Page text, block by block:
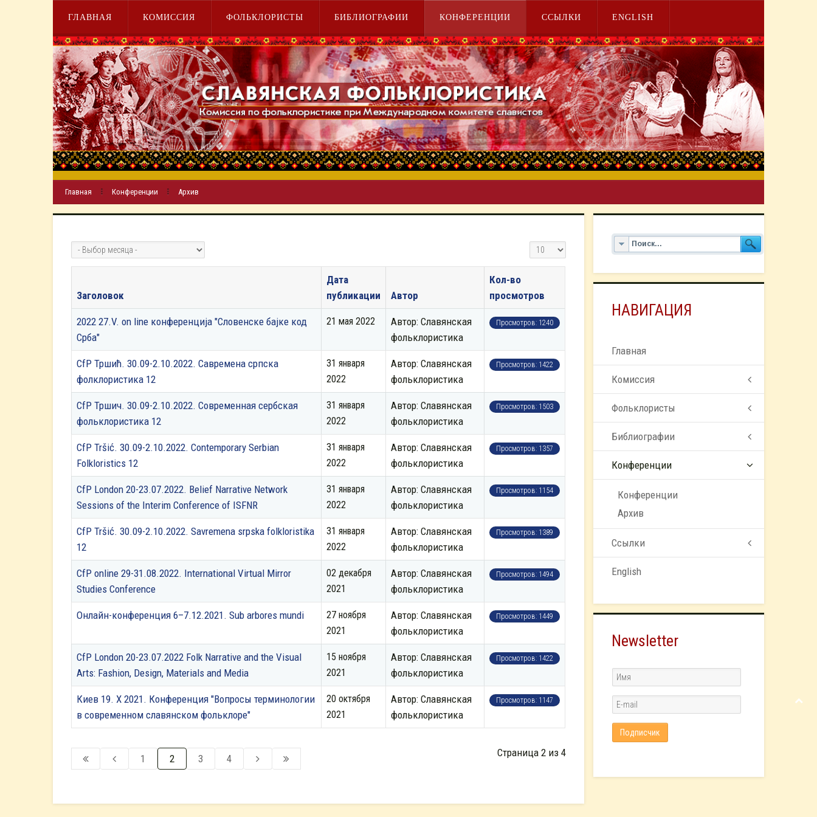
ГЛАВНАЯ КОМИССИЯ ФОЛЬКЛОРИСТЫ БИБЛИОГРАФИИ КОНФЕРЕНЦИИ ССЫЛКИ ENGLISH
Главная Конференции Архив
Кол-во строк:
Заголовок
Дата
публикации
Автор
Кол-во
просмотров
2022 27.V. on line конференција "Словенске бајке код
Срба"
21 мая 2022
Автор: Славянская
фольклористика
Просмотров: 1240
CfP Тршић. 30.09-2.10.2022. Савремена српска
фолклористика 12
31 января
2022
Автор: Славянская
фольклористика
Просмотров: 1422
CfP Тршич. 30.09-2.10.2022. Современнaя сербская
фольклористика 12
31 января
2022
Автор: Славянская
фольклористика
Просмотров: 1503
CfP Tršić. 30.09-2.10.2022. Contemporary Serbian
Folkloristics 12
31 января
2022
Автор: Славянская
фольклористика
Просмотров: 1357
CfP London 20-23.07.2022. Belief Narrative Network
Sessions of the Interim Conference of ISFNR
31 января
2022
Автор: Славянская
фольклористика
Просмотров: 1154
CfP Tršić. 30.09-2.10.2022. Savremena srpska folkloristika
12
31 января
2022
Автор: Славянская
фольклористика
Просмотров: 1389
CfP online 29-31.08.2022. International Virtual Mirror
Studies Conference
02 декабря
2021
Автор: Славянская
фольклористика
Просмотров: 1494
Онлайн-конференция 6–7.12.2021. Sub arbores mundi
27 ноября
2021
Автор: Славянская
фольклористика
Просмотров: 1449
CfP London 20-23.07.2022 Folk Narrative and the Visual
Arts: Fashion, Design, Materials and Media
15 ноября
2021
Автор: Славянская
фольклористика
Просмотров: 1422
Киев 19. X 2021. Конференция "Вопросы терминологии
в современном славянском фольклоре"
20 октября
2021
Автор: Славянская
фольклористика
Просмотров: 1147
Страница 2 из 4
1 2 3 4
НАВИГАЦИЯ
Главная
Комиссия
Фольклористы
Библиографии
Конференции
Конференции
Архив
Ссылки
English
Newsletter